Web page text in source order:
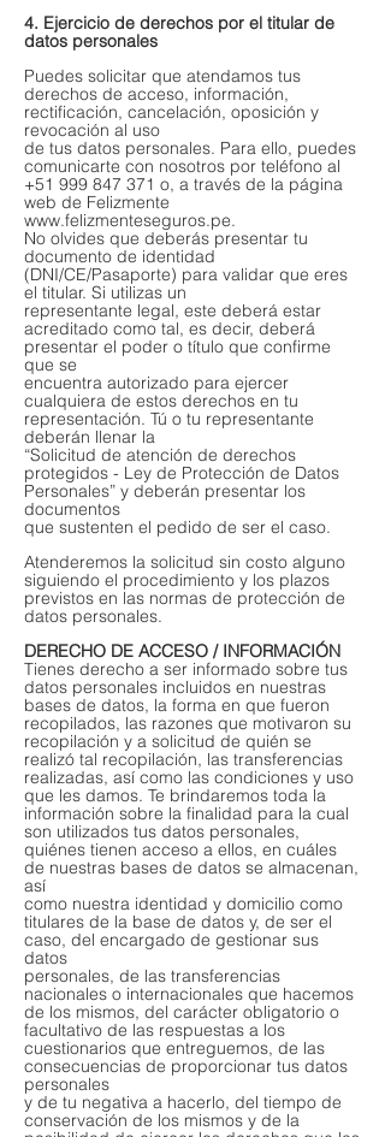
4. Ejercicio de derechos por el titular de
datos personales
Puedes solicitar que atendamos tus
derechos de acceso, información,
rectificación, cancelación, oposición y
revocación al uso
de tus datos personales. Para ello, puedes
comunicarte con nosotros por teléfono al
+51 999 847 371 o, a través de la página
web de Felizmente
www.felizmenteseguros.pe.
No olvides que deberás presentar tu
documento de identidad
(DNI/CE/Pasaporte) para validar que eres
el titular. Si utilizas un
representante legal, este deberá estar
acreditado como tal, es decir, deberá
presentar el poder o título que confirme
que se
encuentra autorizado para ejercer
cualquiera de estos derechos en tu
representación. Tú o tu representante
deberán llenar la
“Solicitud de atención de derechos
protegidos - Ley de Protección de Datos
Personales” y deberán presentar los
documentos
que sustenten el pedido de ser el caso.
Atenderemos la solicitud sin costo alguno
siguiendo el procedimiento y los plazos
previstos en las normas de protección de
datos personales.
DERECHO DE ACCESO / INFORMACIÓN
Tienes derecho a ser informado sobre tus
datos personales incluidos en nuestras
bases de datos, la forma en que fueron
recopilados, las razones que motivaron su
recopilación y a solicitud de quién se
realizó tal recopilación, las transferencias
realizadas, así como las condiciones y uso
que les damos. Te brindaremos toda la
información sobre la finalidad para la cual
son utilizados tus datos personales,
quiénes tienen acceso a ellos, en cuáles
de nuestras bases de datos se almacenan,
así
como nuestra identidad y domicilio como
titulares de la base de datos y, de ser el
caso, del encargado de gestionar sus
datos
personales, de las transferencias
nacionales o internacionales que hacemos
de los mismos, del carácter obligatorio o
facultativo de las respuestas a los
cuestionarios que entreguemos, de las
consecuencias de proporcionar tus datos
personales
y de tu negativa a hacerlo, del tiempo de
conservación de los mismos y de la